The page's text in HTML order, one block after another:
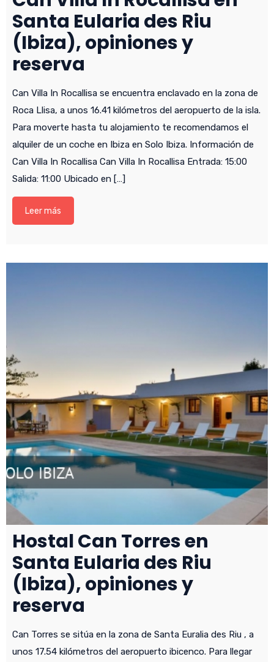
Santa Eularia des Riu
(Ibiza), opiniones y
reserva
Can Villa In Rocallisa se encuentra enclavado en la zona de
Roca Llisa, a unos 16.41 kilómetros del aeropuerto de la isla.
Para moverte hasta tu alojamiento te recomendamos el
alquiler de un coche en Ibiza en Solo Ibiza. Información de
Can Villa In Rocallisa Can Villa In Rocallisa Entrada: 15:00
Salida: 11:00 Ubicado en […]
Leer más
Hostal Can Torres en
Santa Eularia des Riu
(Ibiza), opiniones y
reserva
Can Torres se sitúa en la zona de Santa Euralia des Riu , a
unos 17.54 kilómetros del aeropuerto ibicenco. Para llegar